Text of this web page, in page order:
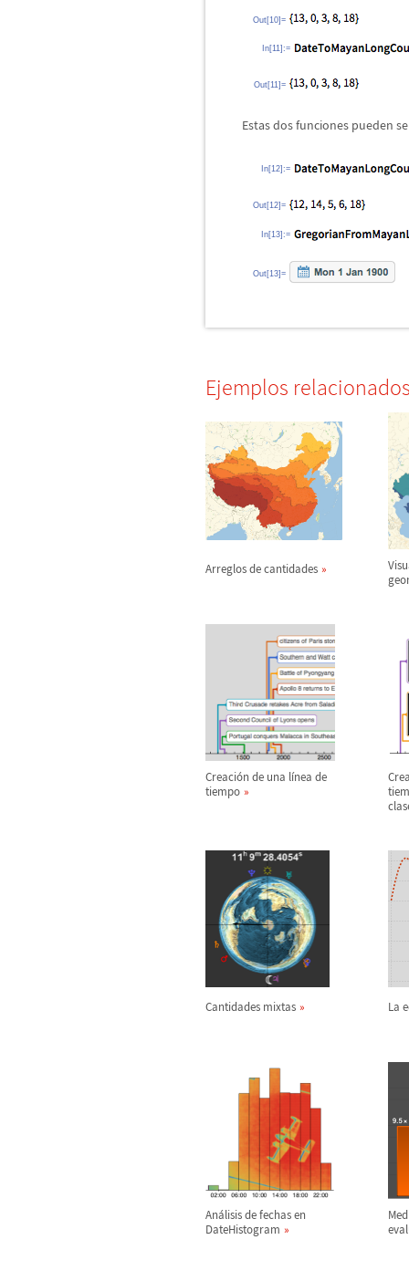
Out[10]=
In[11]:=
Out[11]=
Estas dos funciones pueden
In[12]:=
Out[12]=
In[13]:=
Out[13]=
Ejemplos
Arreglos de cantidades
Creación de una línea de
tiempo
Cantidades mixtas La
Análisis de fechas en
DateHistogram